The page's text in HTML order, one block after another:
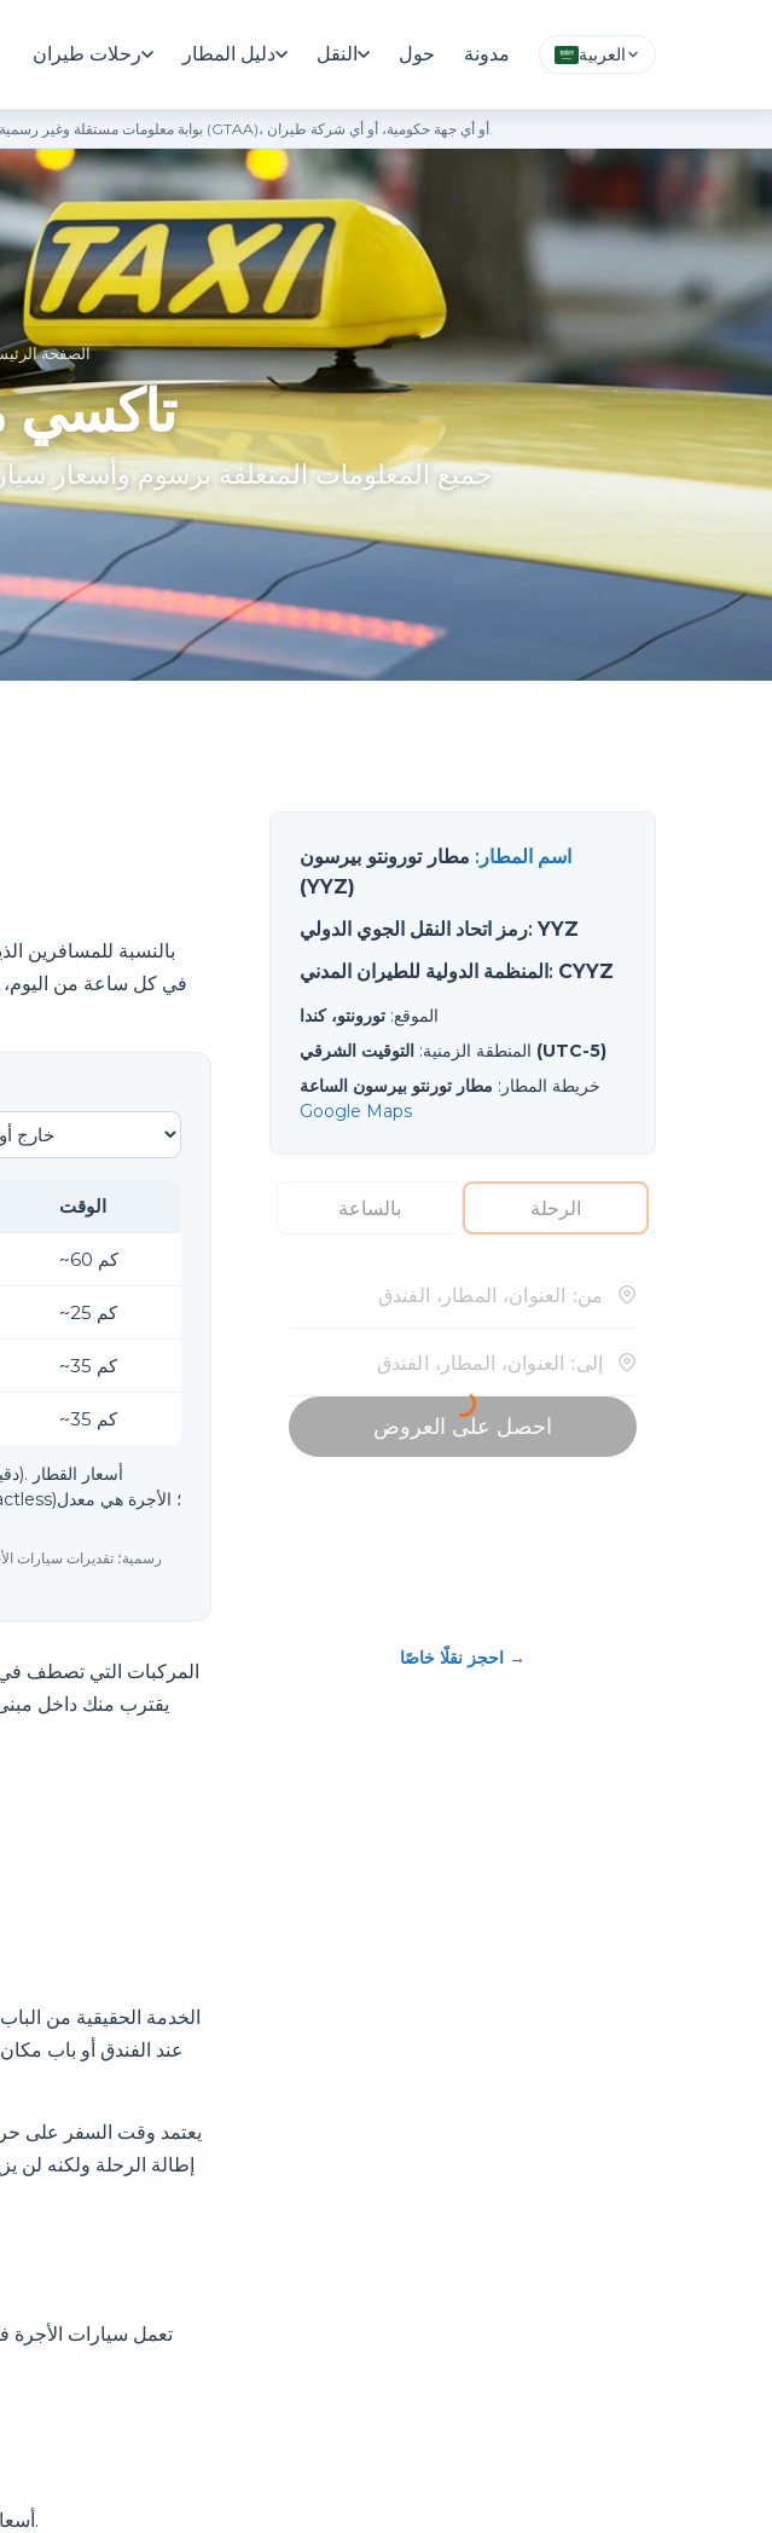
رحلات طيران دليل المطار النقل حول مدونة العربية
بوابة معلومات مستقلة وغير رسمية. هذا الموقع غير تابع لمطار تورنتو بيرسون الدولي، ولا تدعمه، ولا تديره هيئة مطارات تورنتو الكبرى (GTAA)، أو أي جهة حكومية، أو أي شركة طيران.
الصفحة
تاكسي
جميع المعلومات المتعلقة برسوم وأسعار
بالنسبة للمسافرين
الوقت
~60 كم
~25 كم
~35 كم
~35 كم
المركبات التي تصطف
يقترب منك داخل
الخدمة الحقيقية من
عند الفندق أو باب
يعتمد وقت السفر على
إطالة الرحلة ولكنه لن
تعمل سيارات الأجرة
الرسمية.
اسم المطار : مطار تورونتو بيرسون
(YYZ)
رمز اتحاد النقل الجوي الدولي: YYZ
المنظمة الدولية للطيران المدني: CYYZ
الموقع: تورونتو، كندا
المنطقة الزمنية:
التوقيت الشرقي (UTC-5)
خريطة المطار : مطار تورنتو بيرسون الساعة
Google Maps
احجز نقلًا خاصًا →